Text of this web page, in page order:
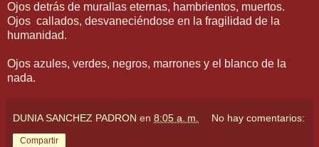
Ojos detrás de murallas eternas, hambrientos, muertos.
Ojos callados, desvaneciéndose en la fragilidad de la
humanidad.
Ojos azules, verdes, negros, marrones y el blanco de la
nada.
DUNIA SANCHEZ PADRON en 8:05 a. m. No hay comentarios:
Compartir